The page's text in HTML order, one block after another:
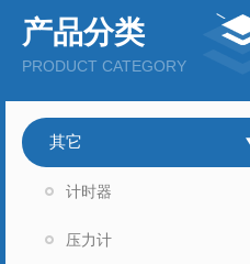
产品分类
PRODUCT CATEGORY
其它
计时器
压力计